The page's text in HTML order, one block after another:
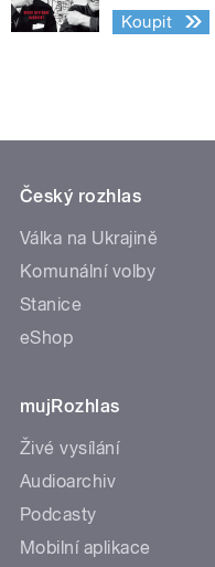
Koupit
Český rozhlas
Válka na Ukrajině
Komunální volby
Stanice
eShop
mujRozhlas
Živé vysílání
Audioarchiv
Podcasty
Mobilní aplikace